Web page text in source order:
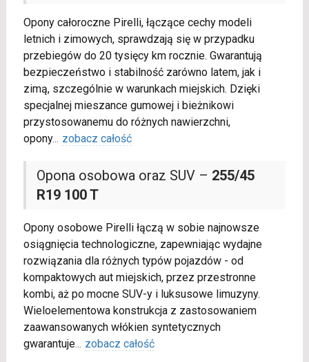
Opony całoroczne Pirelli, łączące cechy modeli
letnich i zimowych, sprawdzają się w przypadku
przebiegów do 20 tysięcy km rocznie. Gwarantują
bezpieczeństwo i stabilność zarówno latem, jak i
zimą, szczególnie w warunkach miejskich. Dzięki
specjalnej mieszance gumowej i bieżnikowi
przystosowanemu do różnych nawierzchni,
opony... zobacz całość
Opona osobowa oraz SUV – 255/45
R19 100 T
Opony osobowe Pirelli łączą w sobie najnowsze
osiągnięcia technologiczne, zapewniając wydajne
rozwiązania dla różnych typów pojazdów - od
kompaktowych aut miejskich, przez przestronne
kombi, aż po mocne SUV-y i luksusowe limuzyny.
Wieloelementowa konstrukcja z zastosowaniem
zaawansowanych włókien syntetycznych
gwarantuje... zobacz całość